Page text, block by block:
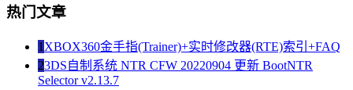
热门文章
1 XBOX360金手指(Trainer)+实时修改器(RTE)索引+FAQ
23DS自制系统 NTR CFW 20220904 更新 BootNTR
Selector v2.13.7